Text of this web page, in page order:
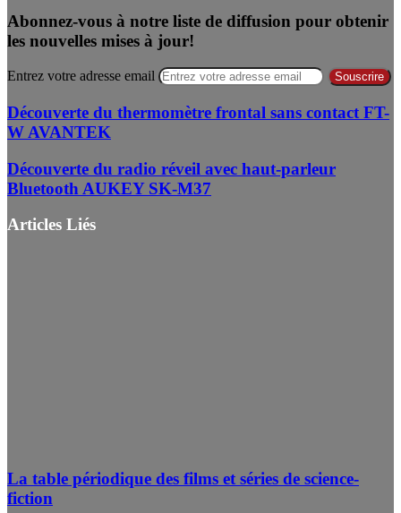
Abonnez-vous à notre liste de diffusion pour obtenir
les nouvelles mises à jour!
Entrez votre adresse email
Découverte du thermomètre frontal sans contact FT-
W AVANTEK
Découverte du radio réveil avec haut-parleur
Bluetooth AUKEY SK-M37
Articles Liés
La table périodique des films et séries de science-
fiction